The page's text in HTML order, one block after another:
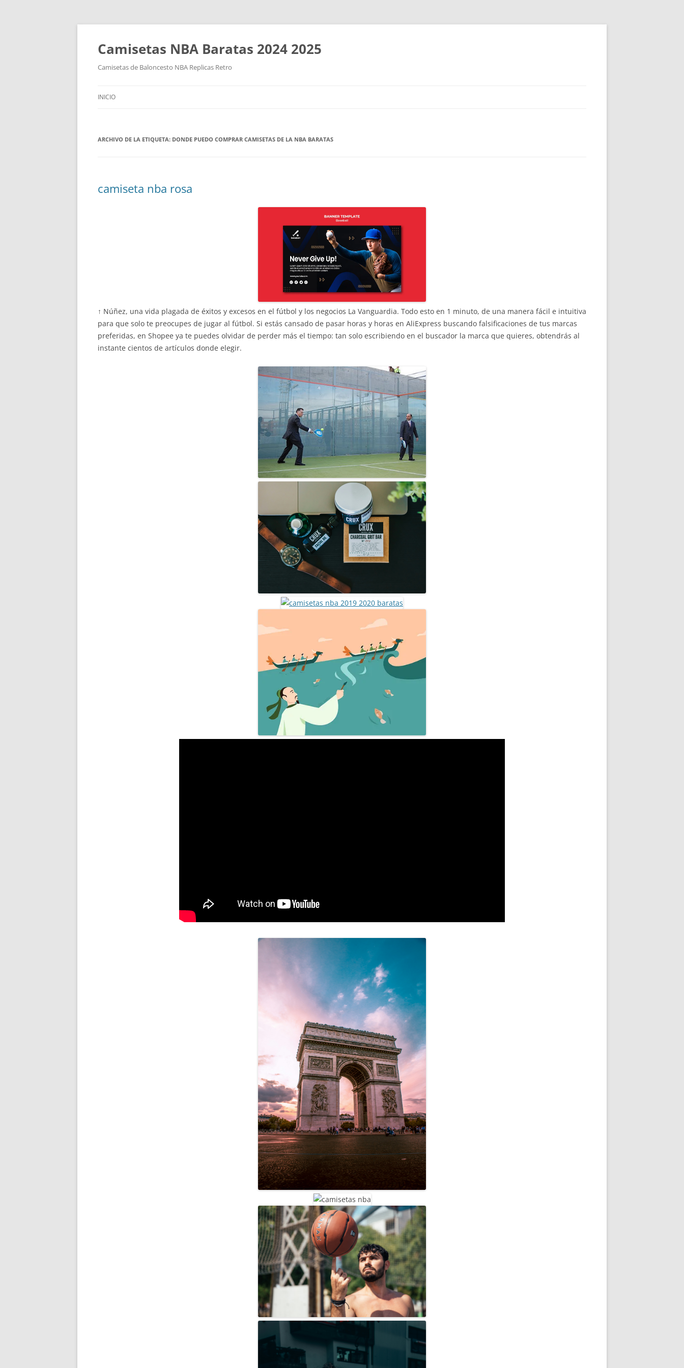
Camisetas NBA Baratas 2024 2025
Camisetas de Baloncesto NBA Replicas Retro
INICIO
ARCHIVO DE LA ETIQUETA: DONDE PUEDO COMPRAR CAMISETAS DE LA NBA BARATAS
camiseta nba rosa
↑ Núñez, una vida plagada de éxitos y excesos en el fútbol y los negocios La Vanguardia. Todo esto en 1 minuto, de una manera fácil e intuitiva
para que solo te preocupes de jugar al fútbol. Si estás cansado de pasar horas y horas en AliExpress buscando falsificaciones de tus marcas
preferidas, en Shopee ya te puedes olvidar de perder más el tiempo: tan solo escribiendo en el buscador la marca que quieres, obtendrás al
instante cientos de artículos donde elegir.